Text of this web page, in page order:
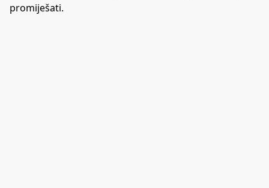
promiješati.